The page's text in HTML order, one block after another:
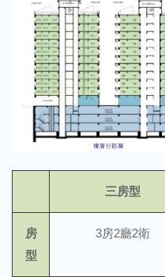
三房型
房
型
3房2廳2衛